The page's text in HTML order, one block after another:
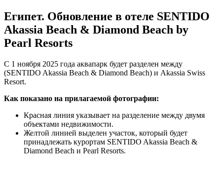
Египет. Обновление в отеле SENTIDO
Akassia Beach & Diamond Beach by
Pearl Resorts
С 1 ноября 2025 года аквапарк будет разделен между
(SENTIDO Akassia Beach & Diamond Beach) и Akassia Swiss
Resort.
Как показано на прилагаемой фотографии:
Красная линия указывает на разделение между двумя
объектами недвижимости.
Желтой линией выделен участок, который будет
принадлежать курортам SENTIDO Akassia Beach &
Diamond Beach и Pearl Resorts.